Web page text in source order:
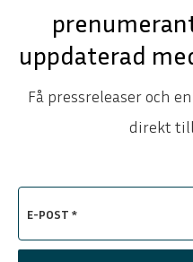
uppdaterad
Få pressreleaser och
direkt
E-POST *